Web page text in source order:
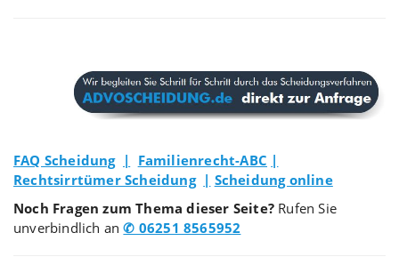
FAQ Scheidung | Familienrecht-ABC |
Rechtsirrtümer Scheidung | Scheidung online
Noch Fragen zum Thema dieser Seite? Rufen Sie
unverbindlich an✆ 06251 8565952